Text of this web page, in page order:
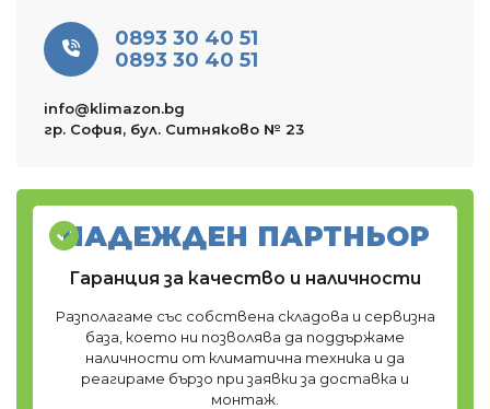
0893 30 40 51
0893 30 40 51
info@klimazon.bg
гр. София, бул. Ситняково № 23
НАДЕЖДЕН ПАРТНЬОР
Гаранция за качество и наличности
Разполагаме със собствена складова и сервизна
база, което ни позволява да поддържаме
наличности от климатична техника и да
реагираме бързо при заявки за доставка и
монтаж.